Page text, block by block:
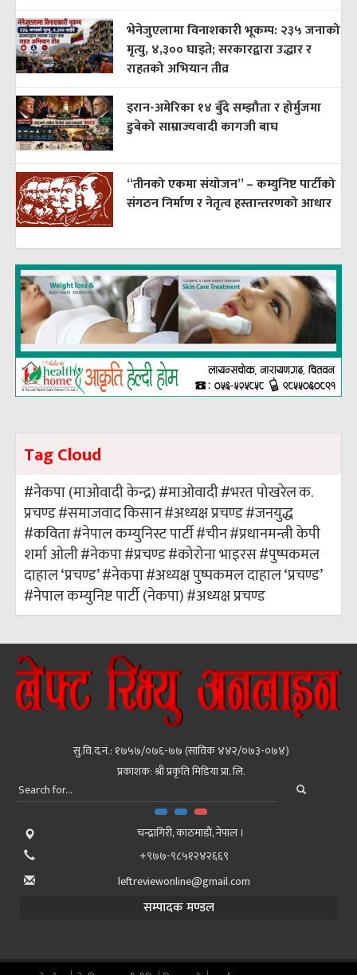
भेनेजुएलामा विनाशकारी भूकम्प: २३५ जनाको
मृत्यु, ४,३०० घाइते; सरकारद्वारा उद्धार र
राहतको अभियान तीव्र
इरान-अमेरिका १४ बुँदे सम्झौता र होर्मुजमा
डुबेको साम्राज्यवादी कागजी बाघ
“तीनको एकमा संयोजन” – कम्युनिष्ट पार्टीको
संगठन निर्माण र नेतृत्व हस्तान्तरणको आधार
Tag Cloud
#नेकपा (माओवादी केन्द्र)#माओवादी#भरत पोखरेलक.
प्रचण्ड#समाजवादकिसान#अध्यक्ष प्रचण्ड#जनयुद्ध
#कविता#नेपाल कम्युनिस्ट पार्टी#चीन#प्रधानमन्त्री केपी
शर्मा ओली#नेकपा#प्रचण्ड#कोरोना भाइरस#पुष्पकमल
दाहाल ‘प्रचण्ड’#नेकपा#अध्यक्ष पुष्पकमल दाहाल ‘प्रचण्ड’
#नेपाल कम्युनिष्ट पार्टी (नेकपा)#अध्यक्ष प्रचण्ड
सु.वि.द.नं.: १७५७/०७६-७७ (साविक ४४२/०७३-०७४)
प्रकाशक: श्री प्रकृति मिडिया प्रा. लि.
चन्द्रागिरी, काठमाडाैं, नेपाल ।
+९७७-९८५१२४२६६९
leftreviewonline@gmail.com
सम्पादक मण्डल